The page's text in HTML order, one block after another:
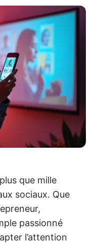
que mille
sociaux. Que
passionné
l’attention